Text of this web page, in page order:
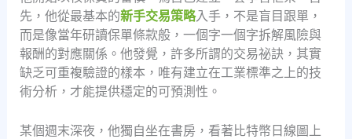
先，他從最基本的新手交易策略入手，不是盲目跟單，
而是像當年研讀保單條款般，一個字一個字拆解風險與
報酬的對應關係。他發覺，許多所謂的交易祕訣，其實
缺乏可重複驗證的樣本，唯有建立在工業標準之上的技
術分析，才能提供穩定的可預測性。
某個週末深夜，他獨自坐在書房，看著比特幣日線圖上